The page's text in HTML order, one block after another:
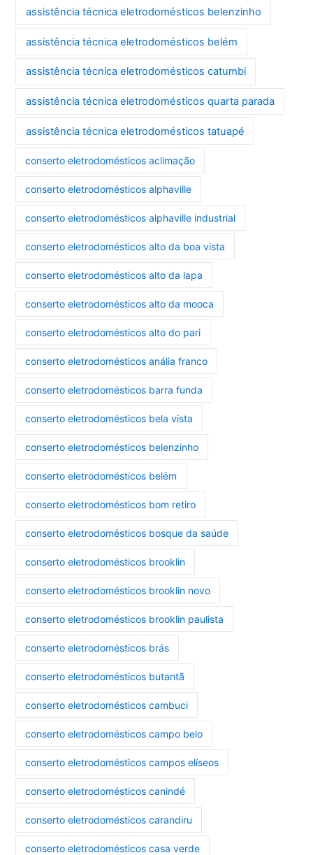
assistência técnica eletrodomésticos belenzinho
assistência técnica eletrodomésticos belém
assistência técnica eletrodomésticos catumbi
assistência técnica eletrodomésticos quarta parada
assistência técnica eletrodomésticos tatuapé
conserto eletrodomésticos aclimação
conserto eletrodomésticos alphaville
conserto eletrodomésticos alphaville industrial
conserto eletrodomésticos alto da boa vista
conserto eletrodomésticos alto da lapa
conserto eletrodomésticos alto da mooca
conserto eletrodomésticos alto do pari
conserto eletrodomésticos anália franco
conserto eletrodomésticos barra funda
conserto eletrodomésticos bela vista
conserto eletrodomésticos belenzinho
conserto eletrodomésticos belém
conserto eletrodomésticos bom retiro
conserto eletrodomésticos bosque da saúde
conserto eletrodomésticos brooklin
conserto eletrodomésticos brooklin novo
conserto eletrodomésticos brooklin paulista
conserto eletrodomésticos brás
conserto eletrodomésticos butantã
conserto eletrodomésticos cambuci
conserto eletrodomésticos campo belo
conserto eletrodomésticos campos elíseos
conserto eletrodomésticos canindé
conserto eletrodomésticos carandiru
conserto eletrodomésticos casa verde